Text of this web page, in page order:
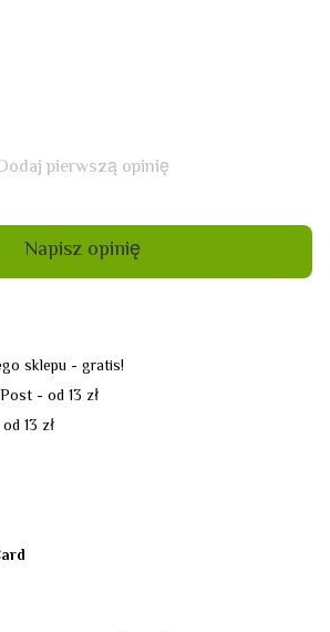
pierwszą opinię
Napisz opinię
sklepu - gratis!
- od 13 zł
13 zł